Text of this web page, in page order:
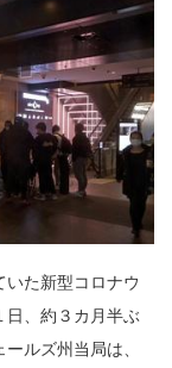
た新型コロナウ
日、約３カ月半ぶ
ルズ州当局は、